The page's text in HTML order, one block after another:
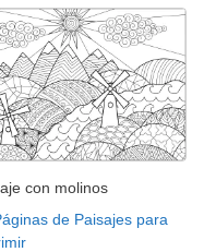
con molinos
de Paisajes para